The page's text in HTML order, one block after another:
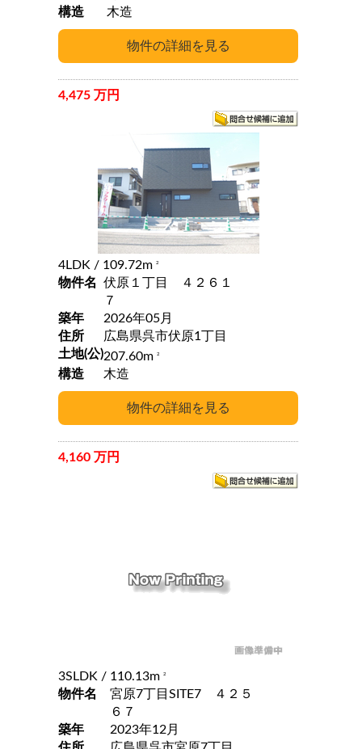
構造 木造
4,475 万円
4LDK / 109.72m 2
物件名
伏原１丁目 ４２６１
７
築年
2026年05月
住所
広島県呉市伏原1丁目
土地(公)207.60m 2
構造 木造
4,160 万円
3SLDK / 110.13m 2
物件名
宮原7丁目SITE7 ４２５
６７
築年
2023年12月